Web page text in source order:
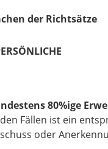
der Richtsätze
80%ige
Fällen ist ein
oder